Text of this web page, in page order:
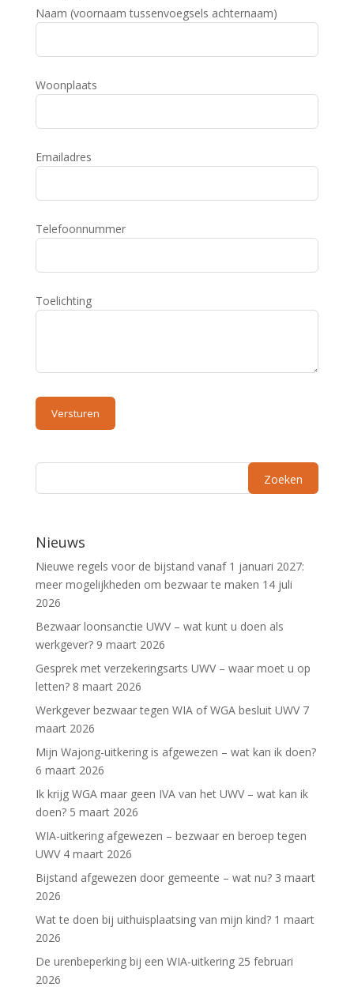
Naam (voornaam tussenvoegsels achternaam)
Woonplaats
Emailadres
Telefoonnummer
Toelichting
Nieuws
Nieuwe regels voor de bijstand vanaf 1 januari 2027:
meer mogelijkheden om bezwaar te maken 14 juli
2026
Bezwaar loonsanctie UWV – wat kunt u doen als
werkgever? 9 maart 2026
Gesprek met verzekeringsarts UWV – waar moet u op
letten? 8 maart 2026
Werkgever bezwaar tegen WIA of WGA besluit UWV 7
maart 2026
Mijn Wajong-uitkering is afgewezen – wat kan ik doen?
6 maart 2026
Ik krijg WGA maar geen IVA van het UWV – wat kan ik
doen? 5 maart 2026
WIA-uitkering afgewezen – bezwaar en beroep tegen
UWV 4 maart 2026
Bijstand afgewezen door gemeente – wat nu? 3 maart
2026
Wat te doen bij uithuisplaatsing van mijn kind? 1 maart
2026
De urenbeperking bij een WIA-uitkering 25 februari
2026